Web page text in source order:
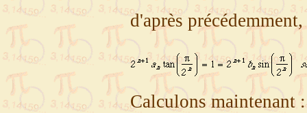
d'après
Calculons maintenant :